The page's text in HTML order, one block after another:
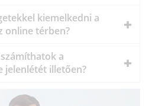
kiemelkedni a
online térben?
a
jelenlétét illetően?